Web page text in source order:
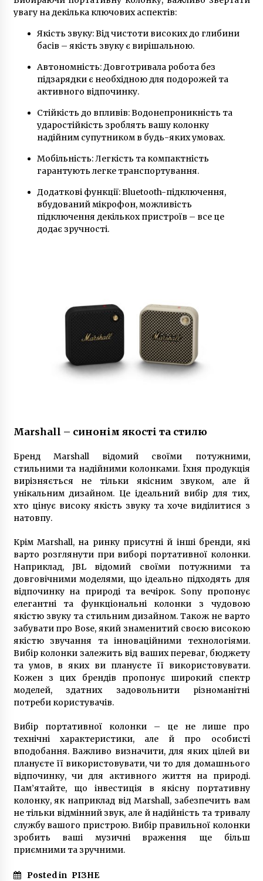
переговори з The Prodigy щодо виступу після
смерті вокаліста
Верховна Рада починає вводити в
законодавство легкий електротранспорт
увагу на декілька ключових аспектів:
Якість звуку: Від чистоти високих до глибини
басів – якість звуку є вирішальною.
Автономність: Довготривала робота без
підзарядки є необхідною для подорожей та
активного відпочинку.
Стійкість до впливів: Водонепроникність та
ударостійкість зроблять вашу колонку
надійним супутником в будь-яких умовах.
Мобільність: Легкість та компактність
гарантують легке транспортування.
Додаткові функції: Bluetooth-підключення,
вбудований мікрофон, можливість
підключення декількох пристроїв – все це
додає зручності.
Marshall – синонім якості та стилю
Бренд Marshall відомий своїми потужними,
стильними та надійними колонками. Їхня продукція
вирізняється не тільки якісним звуком, але й
унікальним дизайном. Це ідеальний вибір для тих,
хто цінує високу якість звуку та хоче виділитися з
натовпу.
Крім Marshall, на ринку присутні й інші бренди, які
варто розглянути при виборі портативної колонки.
Наприклад, JBL відомий своїми потужними та
довговічними моделями, що ідеально підходять для
відпочинку на природі та вечірок. Sony пропонує
елегантні та функціональні колонки з чудовою
якістю звуку та стильним дизайном. Також не варто
забувати про Bose, який знаменитий своєю високою
якістю звучання та інноваційними технологіями.
Вибір колонки залежить від ваших переваг, бюджету
та умов, в яких ви плануєте її використовувати.
Кожен з цих брендів пропонує широкий спектр
моделей, здатних задовольнити різноманітні
потреби користувачів.
Вибір портативної колонки – це не лише про
технічні характеристики, але й про особисті
вподобання. Важливо визначити, для яких цілей ви
плануєте її використовувати, чи то для домашнього
відпочинку, чи для активного життя на природі.
Пам’ятайте, що інвестиція в якісну портативну
колонку, як наприклад від Marshall, забезпечить вам
не тільки відмінний звук, але й надійність та тривалу
службу вашого пристрою. Вибір правильної колонки
зробить ваші музичні враження ще більш
приємними та зручними.
Posted in РІЗНЕ